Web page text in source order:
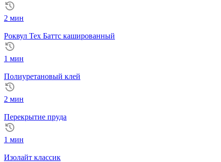
2 мин
Роквул Тех Баттс кашированный
1 мин
Полиуретановый клей
2 мин
Перекрытие пруда
1 мин
Изолайт классик